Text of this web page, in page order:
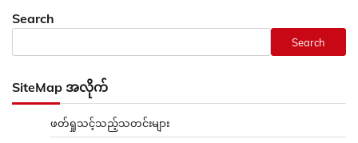
Search
Search
SiteMap အလိုက်
ဖတ်ရှုသင့်သည့်သတင်းများ